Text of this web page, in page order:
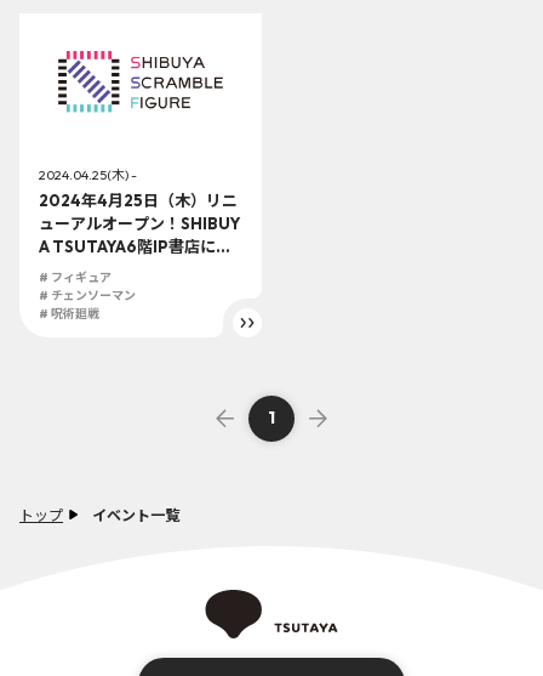
トップ イベント一覧
2024.04.25(木) -
2024年4月25日（木）リニ
ューアルオープン！SHIBUY
A TSUTAYA6階IP書店にてS
HIBUYA SCRAMBLE FIGUR
Eのリアル販売実施が決定!!
最高クオリティのフィギュ
# フィギュア
# チェンソーマン
# 呪術廻戦
1